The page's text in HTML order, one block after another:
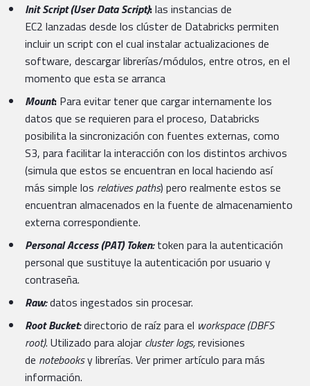
Init Script (User Data Script):las instancias de
EC2 lanzadas desde los clúster de Databricks permiten
incluir un script con el cual instalar actualizaciones de
software, descargar librerías/módulos, entre otros, en el
momento que esta se arranca
Mount: Para evitar tener que cargar internamente los
datos que se requieren para el proceso, Databricks
posibilita la sincronización con fuentes externas, como
S3, para facilitar la interacción con los distintos archivos
(simula que estos se encuentran en local haciendo así
más simple los relatives paths) pero realmente estos se
encuentran almacenados en la fuente de almacenamiento
externa correspondiente.
Personal Access (PAT) Token:token para la autenticación
personal que sustituye la autenticación por usuario y
contraseña.
Raw:datos ingestados sin procesar.
Root Bucket:directorio de raíz para el workspace (DBFS
root). Utilizado para alojar cluster logs,revisiones
de notebooksy librerías. Ver primer artículo para más
información.